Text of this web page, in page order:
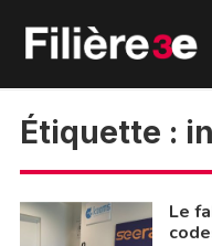
Étiquette :
Le